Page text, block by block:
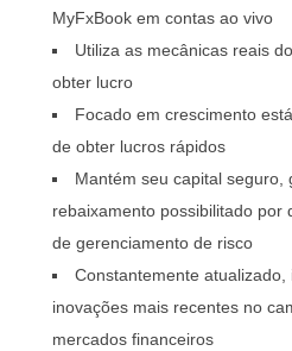
MyFxBook em contas ao vivo
Utiliza as mecânicas reais
obter lucro
Focado em crescimento
de obter lucros rápidos
Mantém seu capital seguro,
rebaixamento possibilitado por
de gerenciamento de risco
Constantemente
inovações mais recentes no
mercados financeiros